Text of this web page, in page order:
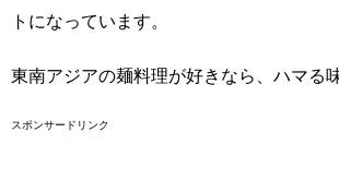
トになっています。
東南アジアの麺料理が好きなら、ハマる
スポンサードリンク